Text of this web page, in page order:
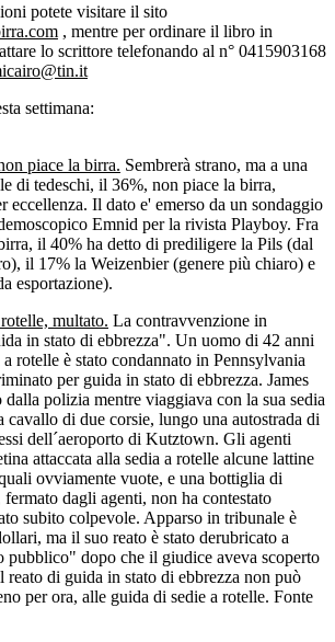
potete visitare il sito
, mentre per ordinare il libro in
lo scrittore telefonando al n° 0415903168
settimana:
piace la birra. Sembrerà strano, ma a una
di tedeschi, il 36%, non piace la birra,
eccellenza. Il dato e' emerso da un sondaggio
Emnid per la rivista Playboy. Fra
il 40% ha detto di prediligere la Pils (dal
il 17% la Weizenbier (genere più chiaro) e
esportazione).
multato. La contravvenzione in
in stato di ebbrezza". Un uomo di 42 anni
rotelle è stato condannato in Pennsylvania
per guida in stato di ebbrezza. James
dalla polizia mentre viaggiava con la sua sedia
cavallo di due corsie, lungo una autostrada di
dell´aeroporto di Kutztown. Gli agenti
attaccata alla sedia a rotelle alcune lattine
ovviamente vuote, e una bottiglia di
dagli agenti, non ha contestato
subito colpevole. Apparso in tribunale è
ma il suo reato è stato derubricato a
pubblico" dopo che il giudice aveva scoperto
reato di guida in stato di ebbrezza non può
per ora, alle guida di sedie a rotelle. Fonte